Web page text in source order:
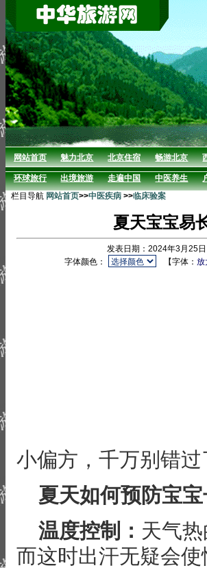
网站首页 魅力北京 北京住宿 畅游北京
环球旅行 出境旅游 走遍中国 中医养生
栏目导航 网站首页>>中医疾病 >>临床验案
夏天宝宝易
发表日期：2024年3月25
字体颜色：
【字体：放
小偏方，千万别错过
夏天如何预防宝
温度控制： 天气
而这时出汗无疑会